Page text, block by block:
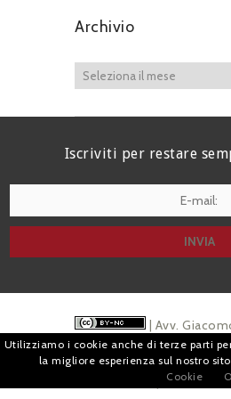
Archivio
Iscriviti per restare
| Avv.
Piazza di Campitelli, 2 -
Pubblicità e
Utilizziamo i cookie anche di terze parti
la migliore esperienza sul nostro sito
Cookie